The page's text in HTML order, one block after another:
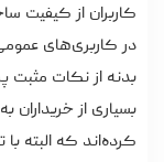
کاربران از کیفیت
در کاربری‌های
بدنه از نکات مثبت
بسیاری از خریداران
کرده‌اند که البته